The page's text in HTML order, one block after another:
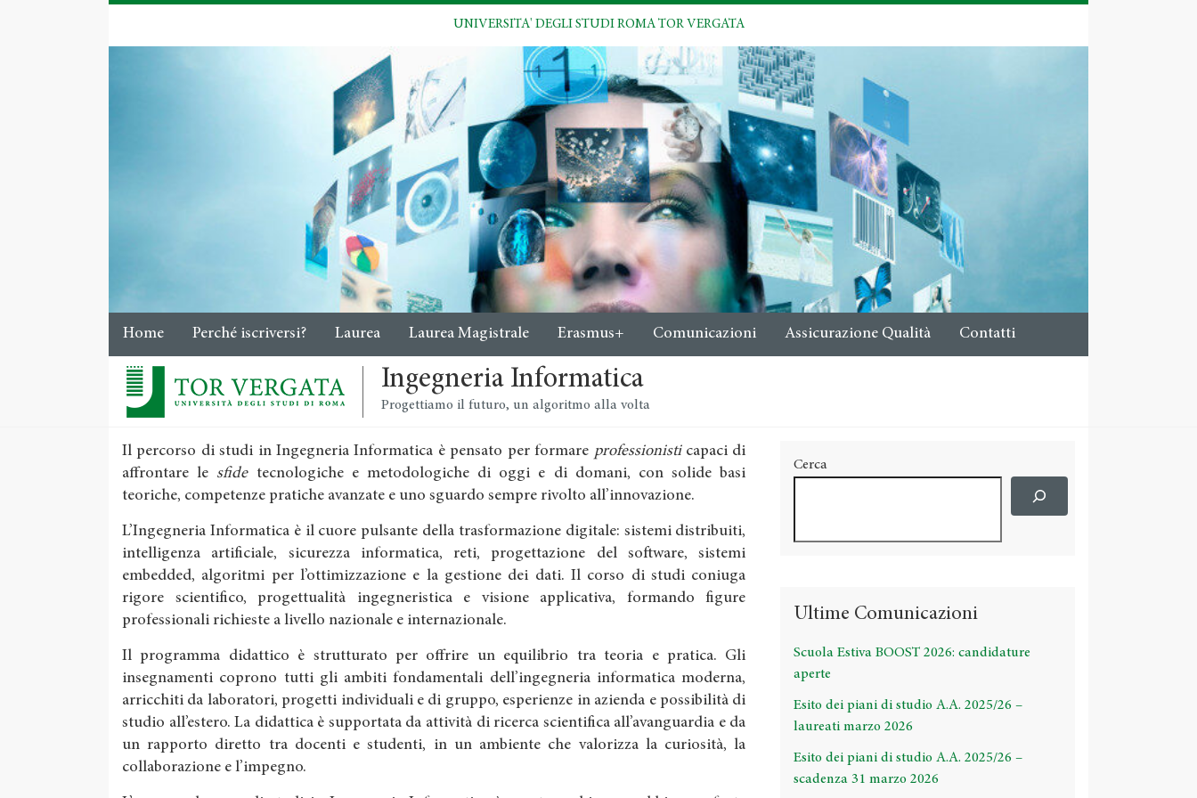
UNIVERSITA' DEGLI STUDI ROMA TOR VERGATA
Home Perché iscriversi? Laurea Laurea Magistrale Erasmus+ Comunicazioni Assicurazione Qualità Contatti
Ingegneria Informatica
Progettiamo il futuro, un algoritmo alla volta
Il percorso di studi in Ingegneria Informatica è pensato per formare professionisticapaci di
affrontare le sfidetecnologiche e metodologiche di oggi e di domani, con solide basi
teoriche, competenze pratiche avanzate e uno sguardo sempre rivolto all’innovazione.
L’Ingegneria Informatica è il cuore pulsante della trasformazione digitale: sistemi distribuiti,
intelligenza artificiale, sicurezza informatica, reti, progettazione del software, sistemi
embedded, algoritmi per l’ottimizzazione e la gestione dei dati. Il corso di studi coniuga
rigore scientifico, progettualità ingegneristica e visione applicativa, formando figure
professionali richieste a livello nazionale e internazionale.
Il programma didattico è strutturato per offrire un equilibrio tra teoria e pratica. Gli
insegnamenti coprono tutti gli ambiti fondamentali dell’ingegneria informatica moderna,
arricchiti da laboratori, progetti individuali e di gruppo, esperienze in azienda e possibilità di
studio all’estero. La didattica è supportata da attività di ricerca scientifica all’avanguardia e da
un rapporto diretto tra docenti e studenti, in un ambiente che valorizza la curiosità, la
collaborazione e l’impegno.
Cerca
Ultime Comunicazioni
Scuola Estiva BOOST 2026: candidature
aperte
Esito dei piani di studio A.A. 2025/26 –
laureati marzo 2026
Esito dei piani di studio A.A. 2025/26 –
scadenza 31 marzo 2026